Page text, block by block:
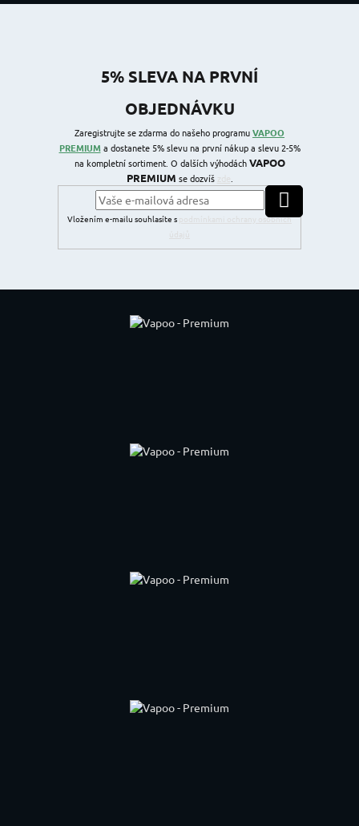
5% SLEVA NA PRVNÍ
OBJEDNÁVKU
Zaregistrujte se zdarma do našeho programuVAPOO
PREMIUM a dostanete 5% slevu na první nákup a slevu 2-5%
na kompletní sortiment. O dalších výhodáchVAPOO
PREMIUM se dozvíš
Vložením e-mailu souhlasíte s
podmínkami ochrany osobních